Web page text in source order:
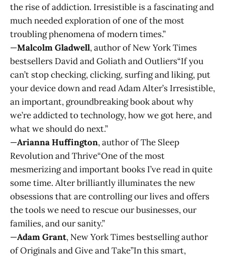
the rise of addiction. Irresistible is a fascinating and
much needed exploration of one of the most
troubling phenomena of modern times.”
—Malcolm Gladwell, author of New York Times
bestsellers David and Goliath and Outliers“If you
can’t stop checking, clicking, surfing and liking, put
your device down and read Adam Alter’s Irresistible,
an important, groundbreaking book about why
we’re addicted to technology, how we got here, and
what we should do next.”
—Arianna Huffington, author of The Sleep
Revolution and Thrive“One of the most
mesmerizing and important books I’ve read in quite
some time. Alter brilliantly illuminates the new
obsessions that are controlling our lives and offers
the tools we need to rescue our businesses, our
families, and our sanity.”
—Adam Grant, New York Times bestselling author
of Originals and Give and Take”In this smart,